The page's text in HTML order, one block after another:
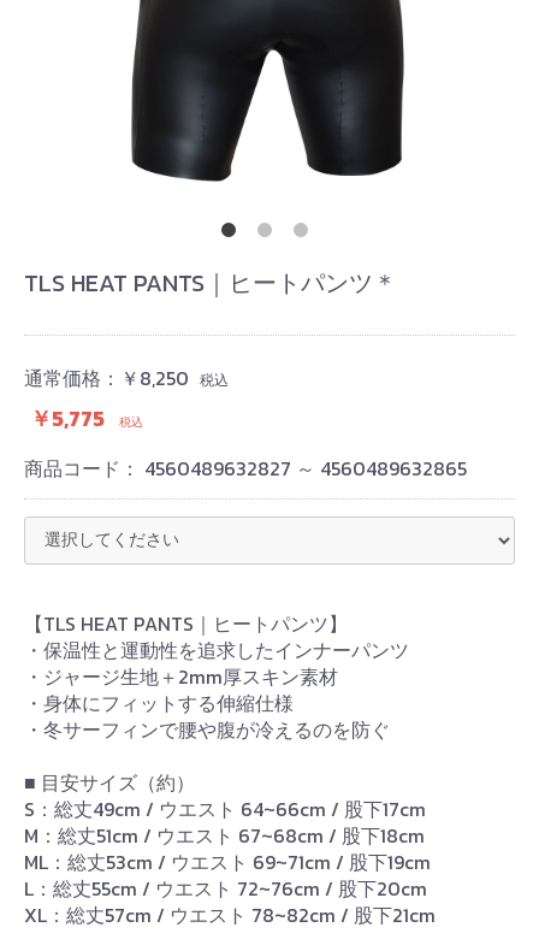
TLS HEAT PANTS｜ヒートパンツ＊
通常価格： ￥8,250 税込
￥5,775 税込
商品コード： 4560489632827 ～ 4560489632865
【TLS HEAT PANTS｜ヒートパンツ】
・保温性と運動性を追求したインナーパンツ
・ジャージ生地＋2mm厚スキン素材
・身体にフィットする伸縮仕様
・冬サーフィンで腰や腹が冷えるのを防ぐ
■ 目安サイズ（約）
S：総丈49cm / ウエスト 64~66cm / 股下17cm
M：総丈51cm / ウエスト 67~68cm / 股下18cm
ML：総丈53cm / ウエスト 69~71cm / 股下19cm
L：総丈55cm / ウエスト 72~76cm / 股下20cm
XL：総丈57cm / ウエスト 78~82cm / 股下21cm